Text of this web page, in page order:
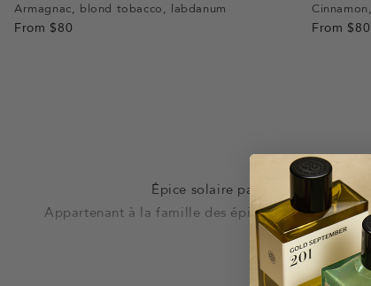
Armagnac, blond tobacco, labdanum
From $80 From $80
Épice solaire par excellence, la
Appartenant à la famille des épicés, elle dévoile